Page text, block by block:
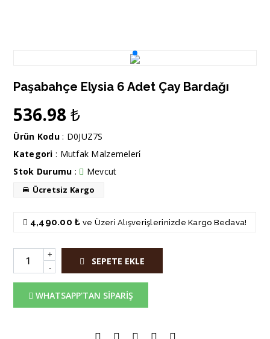
Paşabahçe Elysia 6 Adet Çay Bardağı
536.98₺
Ürün Kodu: D0JUZ7S
Kategori : Mutfak Malzemeleri̇
Stok Durumu : Mevcut
Ücretsiz Kargo
4,490.00 ₺ ve Üzeri Alışverişlerinizde Kargo Bedava!
+
-
SEPETE EKLE
WHATSAPP'TAN SİPARİŞ